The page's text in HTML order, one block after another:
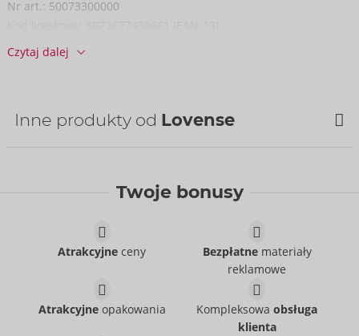
do zewnętrznego statywu.
6,3 cm x 3,2 cm x 2,6 cm.
Nr art.: 50073300000
Numer taryfy celnej:
Kraj pochodzenia:
Czytaj dalej
Inne produkty od Lovense
Twoje bonusy
Atrakcyjne ceny Bezpłatnemateriały
reklamowe
Atrakcyjneopakowania Kompleksowaobsługa
klienta